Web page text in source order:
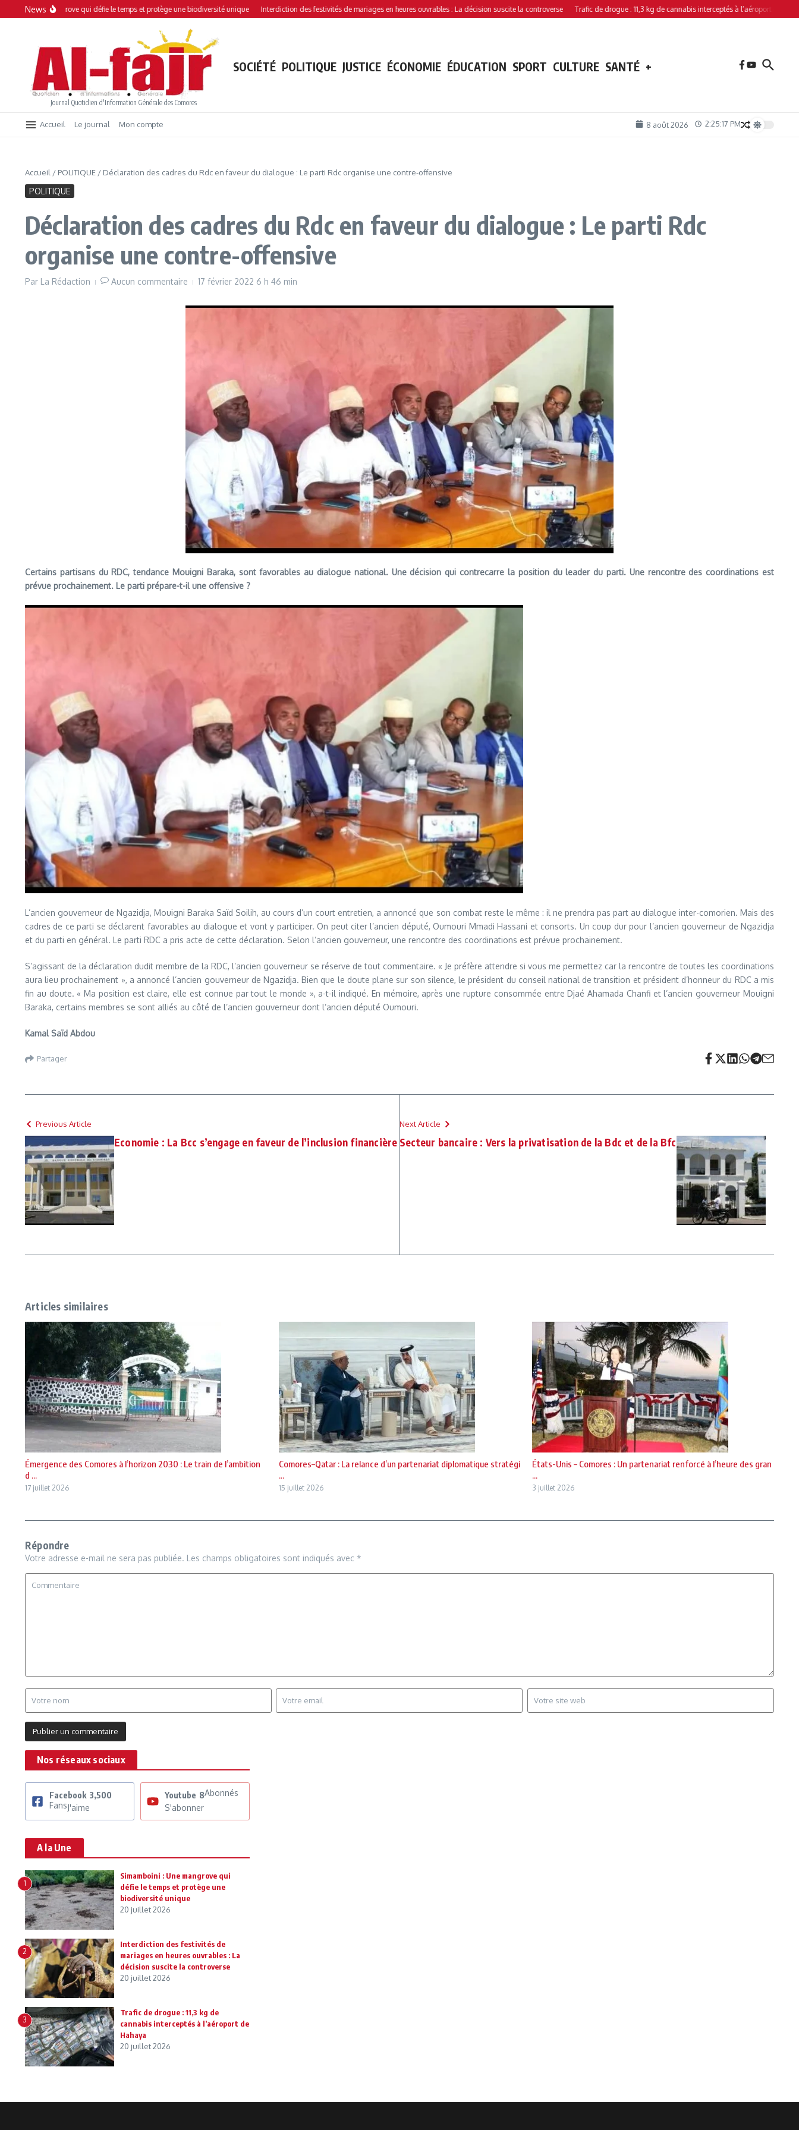
Aller au contenu
News
: Une mangrove qui défie le temps et protège une biodiversité unique Interdiction des festivités de mariages en heures ouvrables : La décision suscite la controverse Trafic de drogue : 11,3 kg de cannabis interceptés à l’aéroport de Hahaya
Journal Quotidien d'Information Générale des Comores
SOCIÉTÉ POLITIQUE JUSTICE ÉCONOMIE ÉDUCATION SPORT CULTURE SANTÉ +
Accueil Le journal Mon compte 8 août 2026 2:25:18 PM
Accueil / POLITIQUE / Déclaration des cadres du Rdc en faveur du dialogue : Le parti Rdc organise une contre-offensive
POLITIQUE
Déclaration des cadres du Rdc en faveur du dialogue : Le parti Rdc
organise une contre-offensive
Par La Rédaction Aucun commentaire 17 février 2022 6 h 46 min
Certains partisans du RDC, tendance Mouigni Baraka, sont favorables au dialogue national. Une décision qui contrecarre la position du leader du parti. Une rencontre des coordinations est
prévue prochainement. Le parti prépare-t-il une offensive ?
L’ancien gouverneur de Ngazidja, Mouigni Baraka Saïd Soilih, au cours d’un court entretien, a annoncé que son combat reste le même : il ne prendra pas part au dialogue inter-comorien. Mais des
cadres de ce parti se déclarent favorables au dialogue et vont y participer. On peut citer l’ancien député, Oumouri Mmadi Hassani et consorts. Un coup dur pour l’ancien gouverneur de Ngazidja
et du parti en général. Le parti RDC a pris acte de cette déclaration. Selon l’ancien gouverneur, une rencontre des coordinations est prévue prochainement.
S’agissant de la déclaration dudit membre de la RDC, l’ancien gouverneur se réserve de tout commentaire. « Je préfère attendre si vous me permettez car la rencontre de toutes les coordinations
aura lieu prochainement », a annoncé l’ancien gouverneur de Ngazidja. Bien que le doute plane sur son silence, le président du conseil national de transition et président d’honneur du RDC a mis
fin au doute. « Ma position est claire, elle est connue par tout le monde », a-t-il indiqué. En mémoire, après une rupture consommée entre Djaé Ahamada Chanfi et l’ancien gouverneur Mouigni
Baraka, certains membres se sont alliés au côté de l’ancien gouverneur dont l’ancien député Oumouri.
Kamal Saïd Abdou
Partager
Previous Article
Economie : La Bcc s’engage en faveur de l’inclusion financière
Next Article
Secteur bancaire : Vers la privatisation de la Bdc et de la Bfc
Articles similaires
Émergence des Comores à l’horizon 2030 : Le train de l’ambition
d ...
17 juillet 2026
Comores–Qatar : La relance d’un partenariat diplomatique stratégi
...
15 juillet 2026
États-Unis – Comores : Un partenariat renforcé à l’heure des gran
...
3 juillet 2026
Répondre
Votre adresse e-mail ne sera pas publiée. Les champs obligatoires sont indiqués avec *
Nos réseaux sociaux
Facebook 3,500
FansJ'aime
Youtube 8Abonnés
S'abonner
A la Une
1
Simamboini : Une mangrove qui
défie le temps et protège une
biodiversité unique
20 juillet 2026
2
Interdiction des festivités de
mariages en heures ouvrables : La
décision suscite la controverse
20 juillet 2026
3
Trafic de drogue : 11,3 kg de
cannabis interceptés à l’aéroport de
Hahaya
20 juillet 2026